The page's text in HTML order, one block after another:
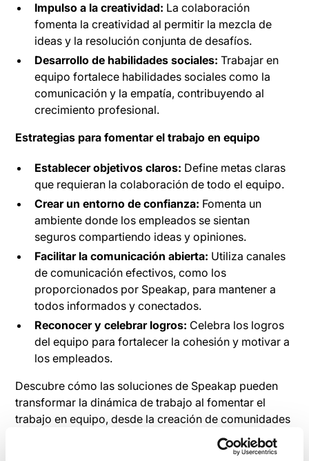
Impulso a la creatividad: La colaboración
fomenta la creatividad al permitir la mezcla de
ideas y la resolución conjunta de desafíos.
Desarrollo de habilidades sociales: Trabajar en
equipo fortalece habilidades sociales como la
comunicación y la empatía, contribuyendo al
crecimiento profesional.
Estrategias para fomentar el trabajo en equipo
Establecer objetivos claros: Define metas claras
que requieran la colaboración de todo el equipo.
Crear un entorno de confianza: Fomenta un
ambiente donde los empleados se sientan
seguros compartiendo ideas y opiniones.
Facilitar la comunicación abierta: Utiliza canales
de comunicación efectivos, como los
proporcionados por Speakap, para mantener a
todos informados y conectados.
Reconocer y celebrar logros: Celebra los logros
del equipo para fortalecer la cohesión y motivar a
los empleados.
Descubre cómo las soluciones de Speakap pueden
transformar la dinámica de trabajo al fomentar el
trabajo en equipo, desde la creación de comunidades
virtuales hasta la promoción de la retroalimentación
constante, nuestra plataforma se adapta a las